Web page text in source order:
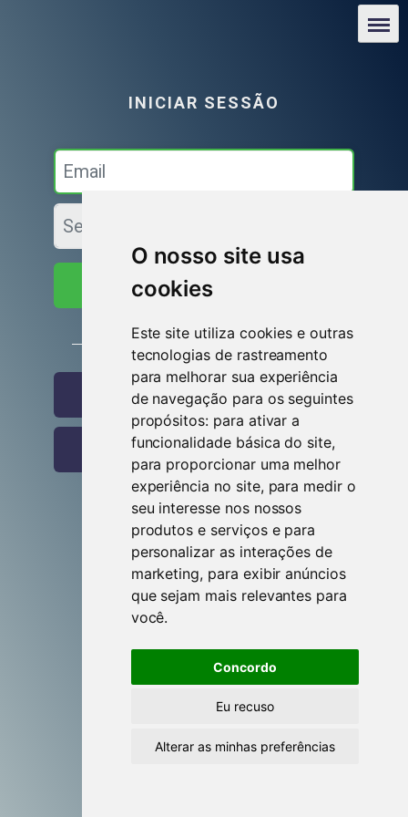
O nosso site usa
cookies
Este site utiliza cookies e outras
tecnologias de rastreamento
para melhorar sua experiência
de navegação para os seguintes
propósitos: para ativar a
funcionalidade básica do site,
para proporcionar uma melhor
experiência no site, para medir o
seu interesse nos nossos
produtos e serviços e para
personalizar as interações de
marketing, para exibir anúncios
que sejam mais relevantes para
você.
Concordo
Eu recuso
Alterar as minhas preferências
Iniciar sessão
ou
Entrar com o Facebook
Entrar com o Google
Criar conta
Esqueceste-te da senha?
Esqueceste-te do utilizador?